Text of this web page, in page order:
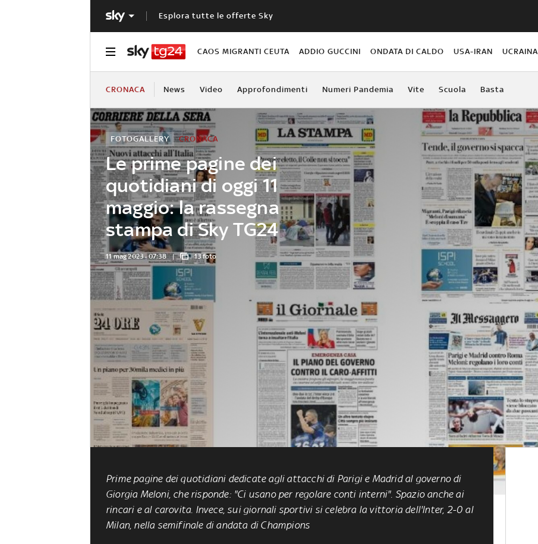
Esplora tutte le offerte Sky
CAOS MIGRANTI CEUTA ADDIO GUCCINI ONDATA DI CALDO USA-IRAN UCRAINA
CRONACA News Video Approfondimenti Numeri Pandemia Vite Scuola Basta
Le prime pagine dei
quotidiani di oggi 11
maggio: la rassegna
stampa di Sky TG24
CRONACA
FOTOGALLERY
11 mag 2023 - 07:38 13 foto
Prime pagine dei quotidiani dedicate agli attacchi di Parigi e Madrid al governo di
Giorgia Meloni, che risponde: "Ci usano per regolare conti interni". Spazio anche ai
rincari e al carovita. Invece, sui giornali sportivi si celebra la vittoria dell'Inter, 2-0 al
Milan, nella semifinale di andata di Champions